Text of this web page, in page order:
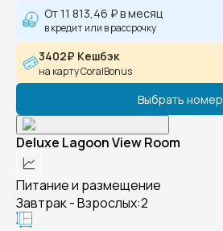
От11 813,46 ₽в месяц
в кредит или в рассрочку
3402₽ Кешбэк
на карту CoralBonus
Выбрать номер
Deluxe Lagoon View Room
Питание и размещение
Завтрак - Взрослых:2